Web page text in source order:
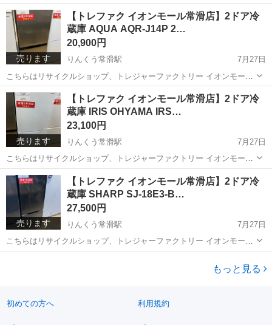
常滑店からの出品です。 メーカー：SHARP アイテム：2ドア冷蔵庫
型番：SJ-D14F-W 製造年数：2020年製 お問合せ番...
愛知 常滑市 りんくう常滑駅 キッチン家電 トレファク
売ります
【トレファク イオンモール常滑店】2ドア冷
蔵庫 AQUA AQR-J14P 2…
20,900円
りんくう常滑駅
7月27日
こちらはリサイクルショップ、トレジャーファクトリー イオンモール
常滑店からの出品です。 メーカー：AQUA アイテム：2ドア冷蔵庫 型
番：AQR-J14P 製造年数：2024年製 お問合せ番号：...
愛知 常滑市 りんくう常滑駅 キッチン家電 AQR
売ります
【トレファク イオンモール常滑店】2ドア冷
蔵庫 IRIS OHYAMA IRS…
23,100円
りんくう常滑駅
7月27日
こちらはリサイクルショップ、トレジャーファクトリー イオンモール
常滑店からの出品です。 メーカー：IRIS OHYAMA アイテム：2ドア
冷蔵庫 型番：IRSD-14A-W 製造年数：2025年製 ...
愛知 常滑市 りんくう常滑駅 キッチン家電 IRSD
売ります
【トレファク イオンモール常滑店】2ドア冷
蔵庫 SHARP SJ-18E3-B…
27,500円
りんくう常滑駅
7月27日
こちらはリサイクルショップ、トレジャーファクトリー イオンモール
常滑店からの出品です。 メーカー：SHARP アイテム：2ドア冷蔵庫
もっと見る
初めての方へ 利用規約